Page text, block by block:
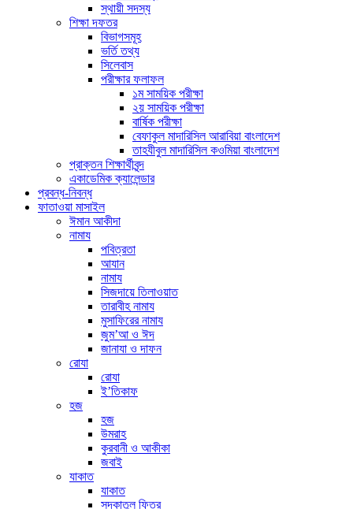
স্থায়ী সদস্য
শিক্ষা দফতর
বিভাগসমূহ
ভর্তি তথ্য
সিলেবাস
পরীক্ষার ফলাফল
১ম সাময়িক পরীক্ষা
২য় সাময়িক পরীক্ষা
বার্ষিক পরীক্ষা
বেফাকুল মাদারিসিল আরাবিয়া বাংলাদেশ
তাহযীবুল মাদারিসিল কওমিয়া বাংলাদেশ
প্রাক্তন শিক্ষার্থীবৃন্দ
একাডেমিক ক্যালেন্ডার
প্রবন্ধ-নিবন্ধ
ফাতাওয়া মাসাইল
ঈমান আকীদা
নামায
পবিত্রতা
আযান
নামায
সিজদায়ে তিলাওয়াত
তারাবীহ নামায
মুসাফিরের নামায
জুম’আ ও ঈদ
জানাযা ও দাফন
রোযা
রোযা
ই’তিকাফ
হজ
হজ
উমরাহ
কুরবানী ও আকীকা
জবাই
যাকাত
যাকাত
সদকাতুল ফিতর